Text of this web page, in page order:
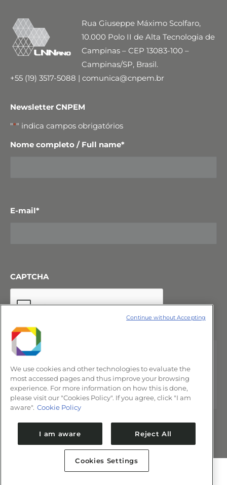
Rua Giuseppe Máximo Scolfaro,
10.000 Polo II de Alta Tecnologia de
Campinas – CEP 13083-100 –
Campinas/SP, Brasil.
+55 (19) 3517-5088 | comunica@cnpem.br
Newsletter CNPEM
"*" indica campos obrigatórios
Nome completo / Full name*
E-mail*
CAPTCHA
We use cookies and other technologies to evaluate the
most accessed pages and thus improve your browsing
experience. For more information on how this is done,
please visit our "Cookies Policy". If you agree, click "I am
aware". Cookie Policy
I am aware Reject All
Cookies Settings
Continue without Accepting